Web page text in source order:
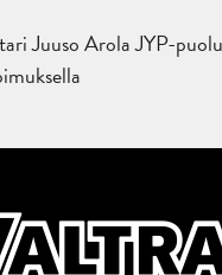
Juuso Arola JYP-